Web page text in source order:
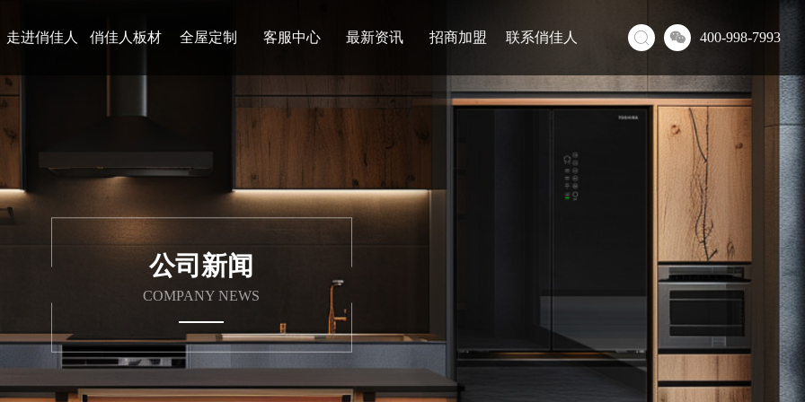
走进俏佳人 俏佳人板材 全屋定制 客服中心 最新资讯 招商加盟 联系俏佳人 400-998-7993
公司新闻
COMPANY NEWS